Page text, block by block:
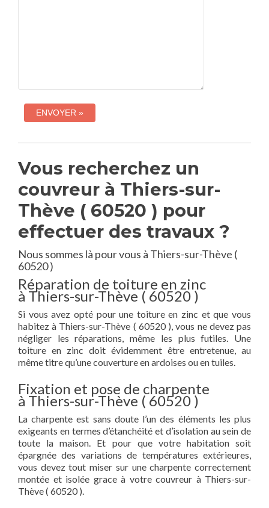
Vous recherchez un
couvreur à Thiers-sur-
Thève ( 60520 ) pour
effectuer des travaux ?
Nous sommes là pour vous à Thiers-sur-Thève (
60520 )
Réparation de toiture en zinc
à Thiers-sur-Thève ( 60520 )
Si vous avez opté pour une toiture en zinc et que vous
habitez à Thiers-sur-Thève ( 60520 ), vous ne devez pas
négliger les réparations, même les plus futiles. Une
toiture en zinc doit évidemment être entretenue, au
même titre qu’une couverture en ardoises ou en tuiles.
Fixation et pose de charpente
à Thiers-sur-Thève ( 60520 )
La charpente est sans doute l’un des éléments les plus
exigeants en termes d’étanchéité et d’isolation au sein de
toute la maison. Et pour que votre habitation soit
épargnée des variations de températures extérieures,
vous devez tout miser sur une charpente correctement
montée et isolée grace à votre couvreur à Thiers-sur-
Thève ( 60520 ).